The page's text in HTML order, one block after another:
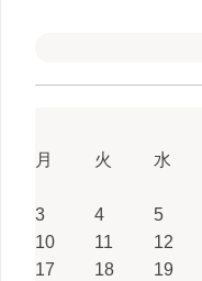
月
火 水
3
4 5
10
11 12
17
18 19